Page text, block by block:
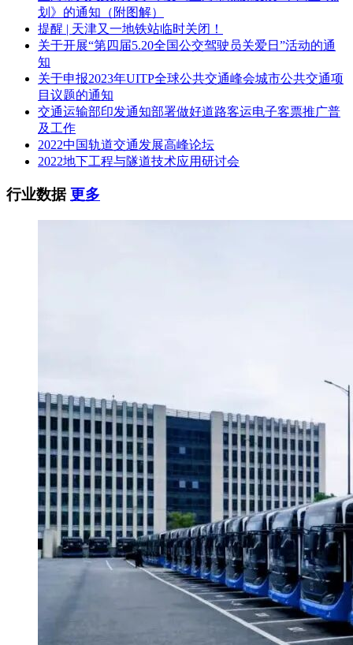
划》的通知（附图解）
提醒 | 天津又一地铁站临时关闭！
关于开展“第四届5.20全国公交驾驶员关爱日”活动的通
知
关于申报2023年UITP全球公共交通峰会城市公共交通项
目议题的通知
交通运输部印发通知部署做好道路客运电子客票推广普
及工作
2022中国轨道交通发展高峰论坛
2022地下工程与隧道技术应用研讨会
行业数据更多